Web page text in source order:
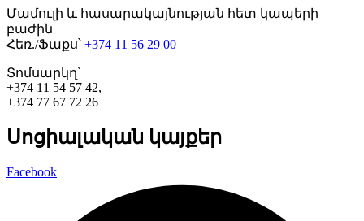
Մամուլի և հասարակայնության հետ կապերի
բաժին
Հեռ./Ֆաքս՝ +374 11 56 29 00
Տոմսարկղ՝
+374 11 54 57 42,
+374 77 67 72 26
Սոցիալական կայքեր
Facebook